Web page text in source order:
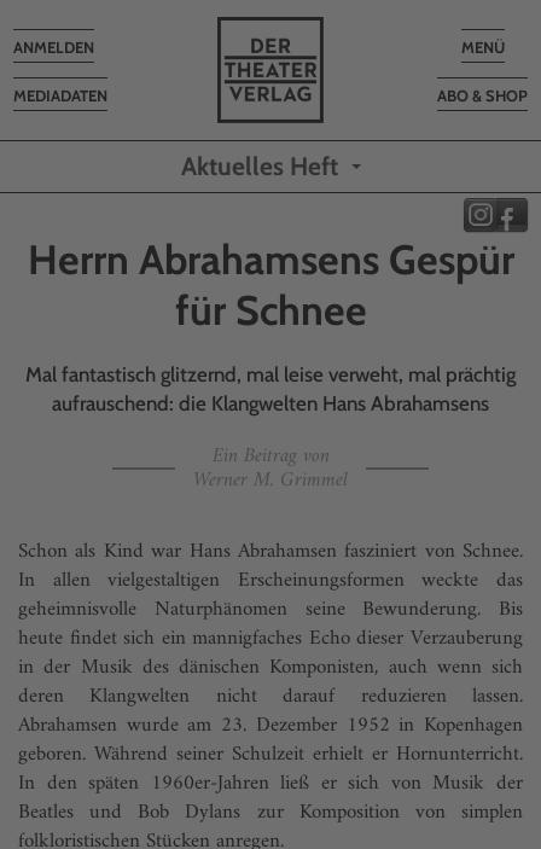
Toggle
MENÜ
ABO & SHOP
MEDIADATEN
Toggle
navigation
ANMELDEN
Aktuelles Heft
Herrn Abrahamsens Gespür
für Schnee
Mal fantastisch glitzernd, mal leise verweht, mal prächtig
aufrauschend: die Klangwelten Hans Abrahamsens
Ein Beitrag von
Werner M. Grimmel
Schon als Kind war Hans Abrahamsen fasziniert von Schnee.
In allen vielgestaltigen Erscheinungsformen weckte das
geheimnisvolle Naturphänomen seine Bewunderung. Bis
heute findet sich ein mannigfaches Echo dieser Verzauberung
in der Musik des dänischen Komponisten, auch wenn sich
deren Klangwelten nicht darauf reduzieren lassen.
Abrahamsen wurde am 23. Dezember 1952 in Kopenhagen
geboren. Während seiner Schulzeit erhielt er Hornunterricht.
In den späten 1960er-Jahren ließ er sich von Musik der
Beatles und Bob Dylans zur Komposition von simplen